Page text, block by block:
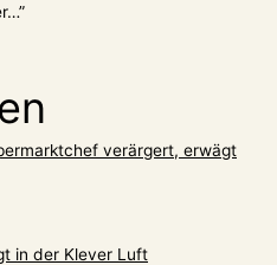
”
verärgert, erwägt
in der Klever Luft